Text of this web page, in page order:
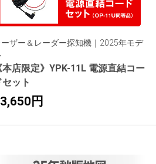
ーザー＆レーダー探知機｜2025年モデ
本店限定》YPK-11L 電源直結コー
セット
円